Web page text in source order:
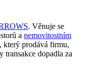
. Věnuje se
a nemovitostním
který prodává firmu,
transakce dopadla za